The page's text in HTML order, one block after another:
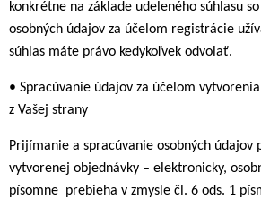
konkrétne na základe udeleného súhlasu
osobných údajov za účelom registrácie
súhlas máte právo kedykoľvek odvolať.
• Spracúvanie údajov za účelom
z Vašej strany
Prijímanie a spracúvanie osobných údajov
vytvorenej objednávky – elektronicky,
písomne prebieha v zmysle čl. 6 ods. 1